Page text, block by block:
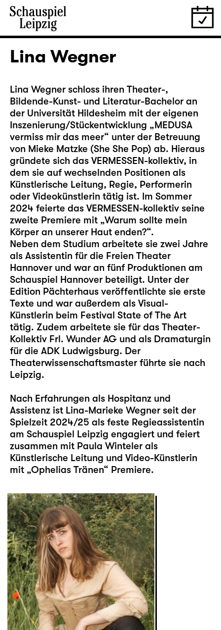
Lina Wegner
Lina Wegner schloss ihren Theater-,
Bildende-Kunst- und Literatur-Bachelor an
der Universität Hildesheim mit der eigenen
Inszenierung/Stückentwicklung „MEDUSA
vermiss mir das meer“ unter der Betreuung
von Mieke Matzke (She She Pop) ab. Hieraus
gründete sich das VERMESSEN-kollektiv, in
dem sie auf wechselnden Positionen als
Künstlerische Leitung, Regie, Performerin
oder Videokünstlerin tätig ist. Im Sommer
2024 feierte das VERMESSEN-kollektiv seine
zweite Premiere mit „Warum sollte mein
Körper an unserer Haut enden?“.
Neben dem Studium arbeitete sie zwei Jahre
als Assistentin für die Freien Theater
Hannover und war an fünf Produktionen am
Schauspiel Hannover beteiligt. Unter der
Edition Pächterhaus veröffentlichte sie erste
Texte und war außerdem als Visual-
Künstlerin beim Festival State of The Art
tätig. Zudem arbeitete sie für das Theater-
Kollektiv Frl. Wunder AG und als Dramaturgin
für die ADK Ludwigsburg. Der
Theaterwissenschaftsmaster führte sie nach
Leipzig.
Nach Erfahrungen als Hospitanz und
Assistenz ist Lina-Marieke Wegner seit der
Spielzeit 2024/25 als feste Regieassistentin
am Schauspiel Leipzig engagiert und feiert
zusammen mit Paula Winteler als
Künstlerische Leitung und Video-Künstlerin
mit „Ophelias Tränen“ Premiere.